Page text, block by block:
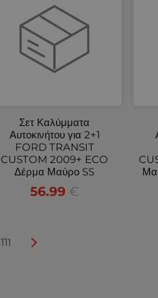
Σετ Καλύμματα
Αυτοκινήτου για 2+1
FORD TRANSIT
CUSTOM 2009+ ECO
Δέρμα Μαύρο SS
56.99 €
111